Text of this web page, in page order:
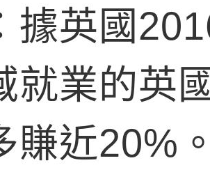
據英國
就業的英
賺近20%